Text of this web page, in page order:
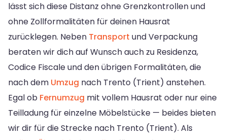
lässt sich diese Distanz ohne Grenzkontrollen und
ohne Zollformalitäten für deinen Hausrat
zurücklegen. Neben Transport und Verpackung
beraten wir dich auf Wunsch auch zu Residenza,
Codice Fiscale und den übrigen Formalitäten, die
nach dem Umzug nach Trento (Trient) anstehen.
Egal ob Fernumzug mit vollem Hausrat oder nur eine
Teilladung für einzelne Möbelstücke — beides bieten
wir dir für die Strecke nach Trento (Trient). Als